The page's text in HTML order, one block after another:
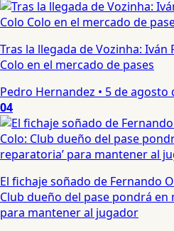
Tras la llegada de Vozinha:
Colo en el mercado de pases
Pedro Hernandez • 5 de agosto
04
El fichaje soñado de Fernando
Club dueño del pase pondrá en
para mantener al jugador